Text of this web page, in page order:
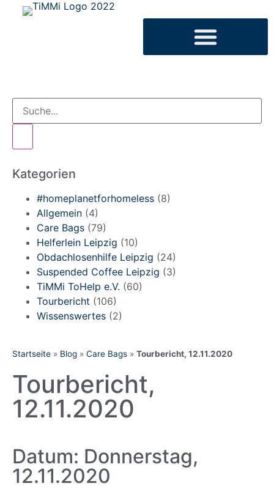
Startseite » Blog » Care Bags » Tourbericht, 12.11.2020
Tourbericht,
12.11.2020
Datum: Donnerstag,
12.11.2020
Kategorien
#homeplanetforhomeless (8)
Allgemein (4)
Care Bags (79)
Helferlein Leipzig (10)
Obdachlosenhilfe Leipzig (24)
Suspended Coffee Leipzig (3)
TiMMi ToHelp e.V. (60)
Tourbericht (106)
Wissenswertes (2)